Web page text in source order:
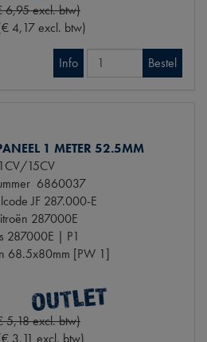
6,95 excl. btw)
4,17 excl. btw)
Info Bestel
1 METER 52.5MM
15CV
6860037
JF 287.000-E
287000E
287000E | P1
68.5x80mm [PW 1]
5,18 excl. btw)
3,11 excl. btw)